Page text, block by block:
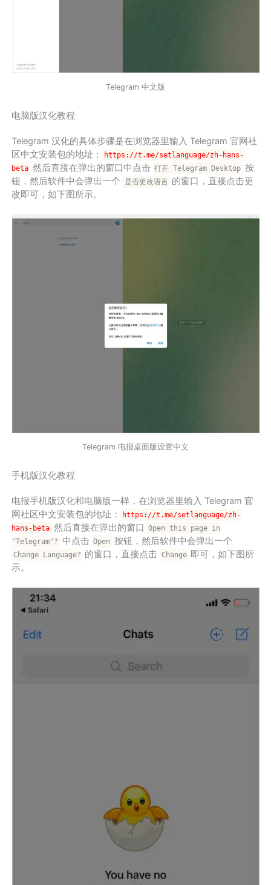
Telegram 中文版
电脑版汉化教程
Telegram 汉化的具体步骤是在浏览器里输入 Telegram 官网社
区中文安装包的地址：
https://t.me/setlanguage/zh-hans-
beta 然后直接在弹出的窗口中点击 打开 Telegram Desktop 按
钮，然后软件中会弹出一个 是否更改语言 的窗口，直接点击更
改即可，如下图所示。
Telegram 电报桌面版设置中文
手机版汉化教程
电报手机版汉化和电脑版一样，在浏览器里输入 Telegram 官
网社区中文安装包的地址：
https://t.me/setlanguage/zh-
hans-beta 然后直接在弹出的窗口
Open this page in
"Telegram"? 中点击 Open 按钮，然后软件中会弹出一个
Change Language? 的窗口，直接点击 Change 即可，如下图所
示。